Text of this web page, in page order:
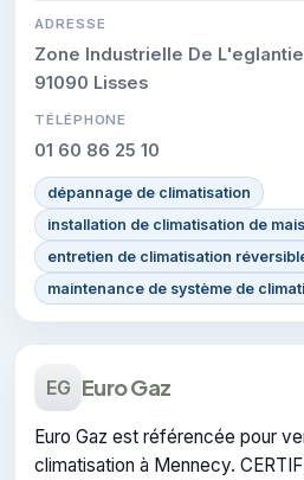
ADRESSE
Zone Industrielle De
91090 Lisses
TÉLÉPHONE
01 60 86 25 10
dépannage de climatisation
installation de climatisation de
entretien de climatisation
maintenance de système de
EG Euro Gaz
Euro Gaz est référencée pour
climatisation à Mennecy.